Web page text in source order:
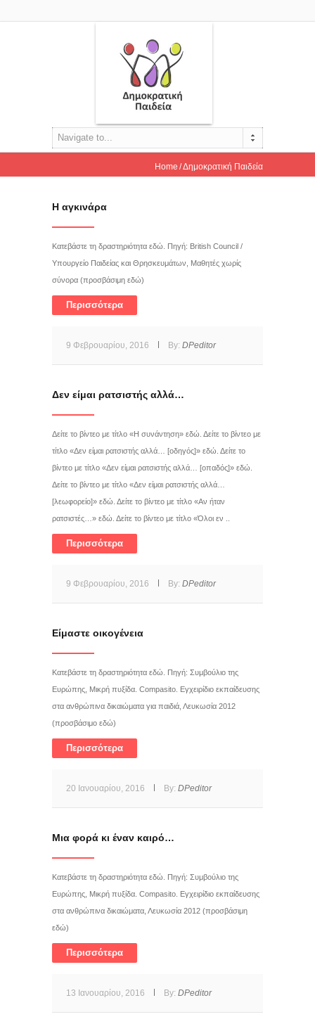
Navigate to...
Home Δημοκρατική Παιδεία
Η αγκινάρα
Κατεβάστε τη δραστηριότητα εδώ. Πηγή: British Council /
Υπουργείο Παιδείας και Θρησκευμάτων, Μαθητές χωρίς
σύνορα (προσβάσιμη εδώ)
Περισσότερα
9 Φεβρουαρίου, 2016 By: DPeditor
Δεν είμαι ρατσιστής αλλά…
Δείτε το βίντεο με τίτλο «Η συνάντηση» εδώ. Δείτε το βίντεο με
τίτλο «Δεν είμαι ρατσιστής αλλά… [οδηγός]» εδώ. Δείτε το
βίντεο με τίτλο «Δεν είμαι ρατσιστής αλλά… [οπαδός]» εδώ.
Δείτε το βίντεο με τίτλο «Δεν είμαι ρατσιστής αλλά…
[λεωφορείο]» εδώ. Δείτε το βίντεο με τίτλο «Αν ήταν
ρατσιστές…» εδώ. Δείτε το βίντεο με τίτλο «Όλοι εν ..
Περισσότερα
9 Φεβρουαρίου, 2016 By: DPeditor
Είμαστε οικογένεια
Κατεβάστε τη δραστηριότητα εδώ. Πηγή: Συμβούλιο της
Ευρώπης, Μικρή πυξίδα. Compasito. Εγχειρίδιο εκπαίδευσης
στα ανθρώπινα δικαιώματα για παιδιά, Λευκωσία 2012
(προσβάσιμο εδώ)
Περισσότερα
20 Ιανουαρίου, 2016 By: DPeditor
Μια φορά κι έναν καιρό…
Κατεβάστε τη δραστηριότητα εδώ. Πηγή: Συμβούλιο της
Ευρώπης, Μικρή πυξίδα. Compasito. Εγχειρίδιο εκπαίδευσης
στα ανθρώπινα δικαιώματα, Λευκωσία 2012 (προσβάσιμη
εδώ)
Περισσότερα
13 Ιανουαρίου, 2016 By: DPeditor